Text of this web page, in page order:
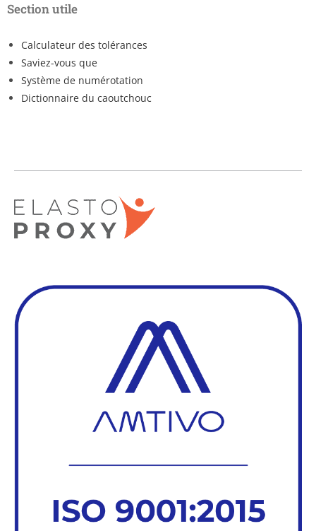
Section utile
Calculateur des tolérances
Saviez-vous que
Système de numérotation
Dictionnaire du caoutchouc